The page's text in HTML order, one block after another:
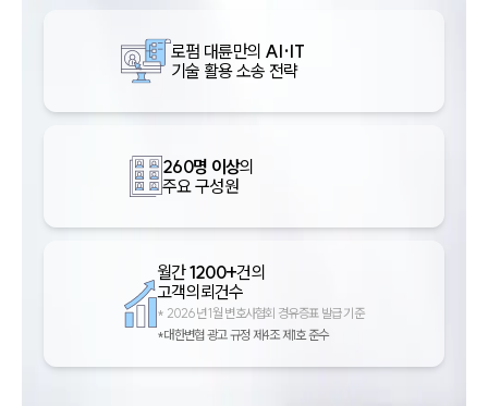
로펌 대륜만의 AI·IT
기술 활용 소송 전략
260명 이상의
주요 구성원
월간1200+건의
고객의뢰건수
* 2026년 1월 변호사협회 경유증표 발급 기준
*대한변협 광고 규정 제4조 제1호 준수